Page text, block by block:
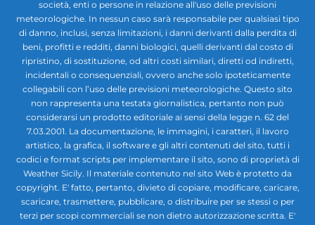
società, enti o persone in relazione all'uso delle previsioni
meteorologiche. In nessun caso sarà responsabile per qualsiasi tipo
di danno, inclusi, senza limitazioni, i danni derivanti dalla perdita di
beni, profitti e redditi, danni biologici, quelli derivanti dal costo di
ripristino, di sostituzione, od altri costi similari, diretti od indiretti,
incidentali o consequenziali, ovvero anche solo ipoteticamente
collegabili con l’uso delle previsioni meteorologiche. Questo sito
non rappresenta una testata giornalistica, pertanto non può
considerarsi un prodotto editoriale ai sensi della legge n. 62 del
7.03.2001. La documentazione, le immagini, i caratteri, il lavoro
artistico, la grafica, il software e gli altri contenuti del sito, tutti i
codici e format scripts per implementare il sito, sono di proprietà di
Weather Sicily. Il materiale contenuto nel sito Web è protetto da
copyright. E' fatto, pertanto, divieto di copiare, modificare, caricare,
scaricare, trasmettere, pubblicare, o distribuire per se stessi o per
terzi per scopi commerciali se non dietro autorizzazione scritta. E'